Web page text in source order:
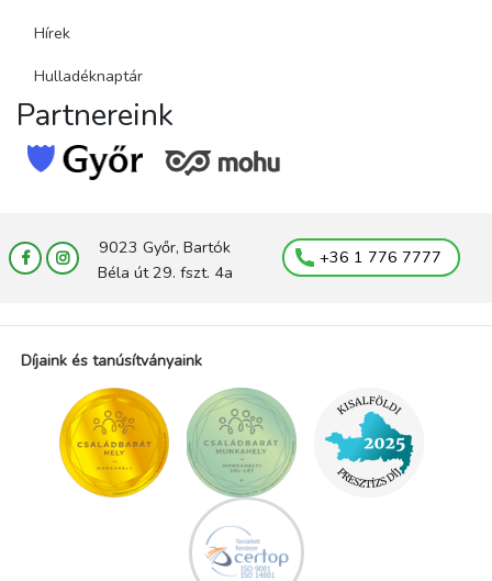
Hírek
Hulladéknaptár
Partnereink
9023 Győr, Bartók
Béla út 29. fszt. 4a
+36 1 776 7777
Díjaink és tanúsítványaink